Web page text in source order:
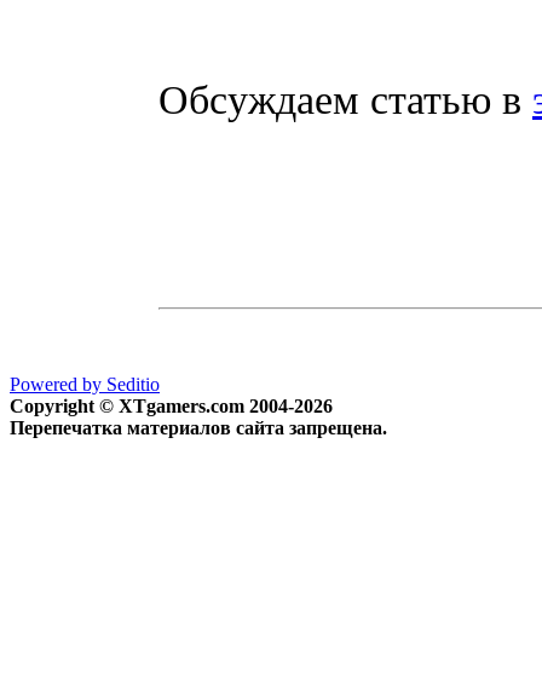
Обсуждаем статью в
Powered by Seditio
Copyright © XTgamers.com 2004-2026
Перепечатка материалов сайта запрещена.